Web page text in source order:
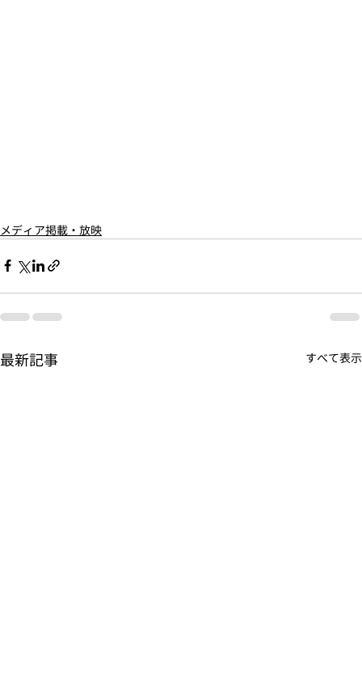
メディア掲載・放映
最新記事 すべて表示